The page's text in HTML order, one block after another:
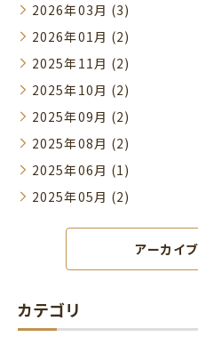
2026年03月 (3)
2026年01月 (2)
2025年11月 (2)
2025年10月 (2)
2025年09月 (2)
2025年08月 (2)
2025年06月 (1)
2025年05月 (2)
アーカイ
カテゴリ